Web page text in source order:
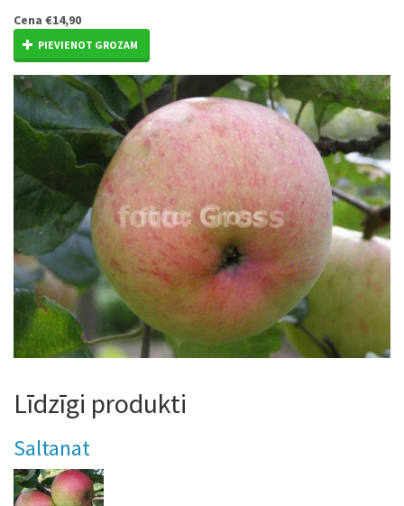
Cena €14,90
PIEVIENOT GROZAM
Līdzīgi produkti
Saltanat